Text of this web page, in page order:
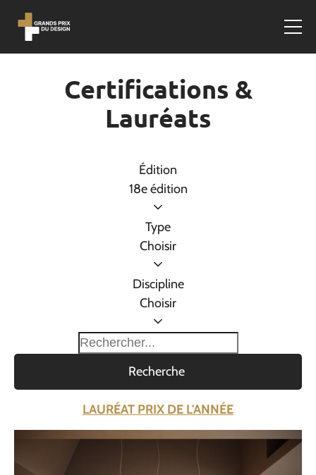
Certifications &
Lauréats
Édition
18e édition
Type
Choisir
Discipline
Choisir
Recherche
LAURÉAT PRIX DE L'ANNÉE